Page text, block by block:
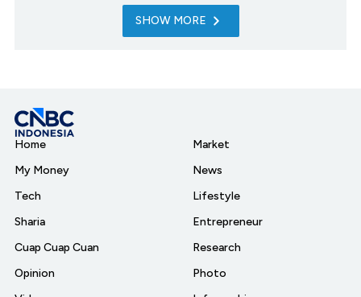
SHOW MORE
Home
My Money
Tech
Sharia
Cuap Cuap Cuan
Opinion
Market
News
Lifestyle
Entrepreneur
Research
Photo